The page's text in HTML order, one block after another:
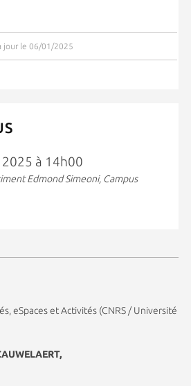
jour le 06/01/2025
à 14h00
Edmond Simeoni, Campus
eSpaces et Activités (CNRS / Université